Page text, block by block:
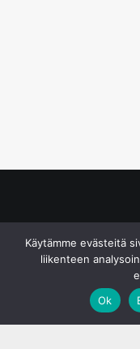
Käytämme evästeitä
liikenteen
Ok